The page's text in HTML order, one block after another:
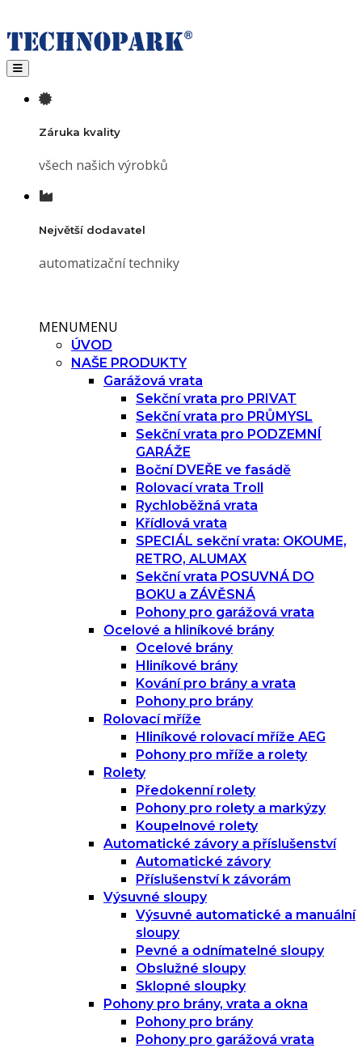
Toggle navigation
Záruka kvality
všech našich výrobků
Největší dodavatel
automatizační techniky
MENUMENU
ÚVOD
NAŠE PRODUKTY
Garážová vrata
Sekční vrata pro PRIVAT
Sekční vrata pro PRŮMYSL
Sekční vrata pro PODZEMNÍ
GARÁŽE
Boční DVEŘE ve fasádě
Rolovací vrata Troll
Rychloběžná vrata
Křídlová vrata
SPECIÁL sekční vrata: OKOUME,
RETRO, ALUMAX
Sekční vrata POSUVNÁ DO
BOKU a ZÁVĚSNÁ
Pohony pro garážová vrata
Ocelové a hliníkové brány
Ocelové brány
Hliníkové brány
Kování pro brány a vrata
Pohony pro brány
Rolovací mříže
Hliníkové rolovací mříže AEG
Pohony pro mříže a rolety
Rolety
Předokenní rolety
Pohony pro rolety a markýzy
Koupelnové rolety
Automatické závory a příslušenství
Automatické závory
Příslušenství k závorám
Výsuvné sloupy
Výsuvné automatické a manuální
sloupy
Pevné a odnímatelné sloupy
Obslužné sloupy
Sklopné sloupky
Pohony pro brány, vrata a okna
Pohony pro brány
Pohony pro garážová vrata